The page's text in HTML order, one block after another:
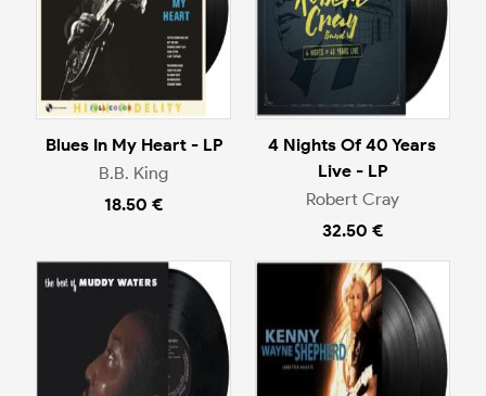
Blues In My Heart - LP
B.B. King
18.50 €
4 Nights Of 40 Years
Live - LP
Robert Cray
32.50 €